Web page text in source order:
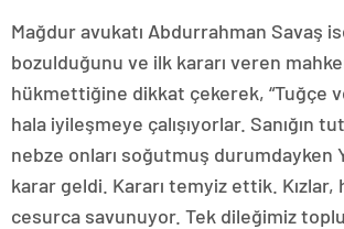
Mağdur avukatı Abdurrahman Savaş
bozulduğunu ve ilk kararı veren
hükmettiğine dikkat çekerek, “Tuğçe
hala iyileşmeye çalışıyorlar. Sanığın
nebze onları soğutmuş durumdayken
karar geldi. Kararı temyiz ettik. Kızlar,
cesurca savunuyor. Tek dileğimiz